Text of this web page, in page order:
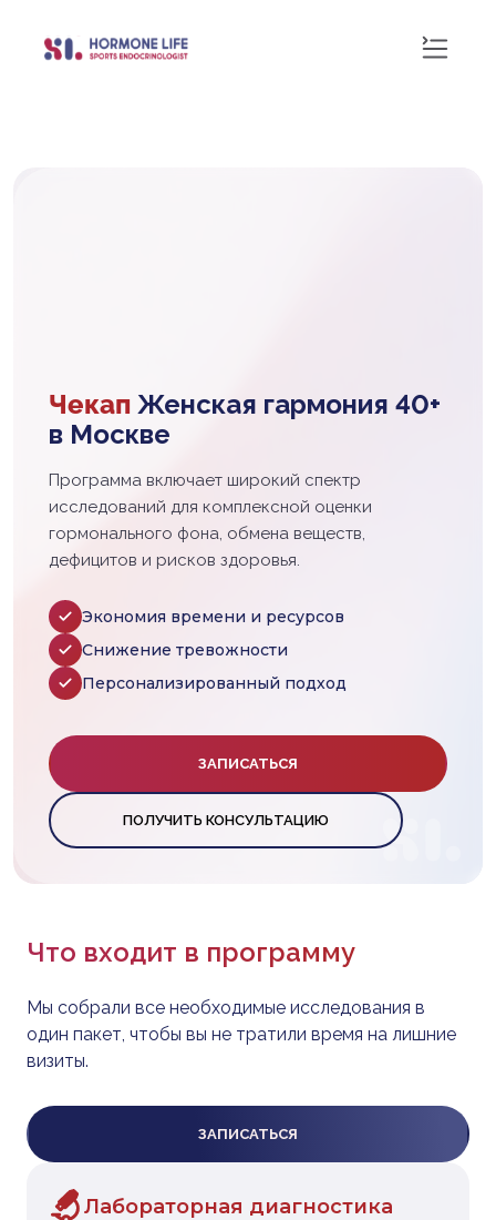
Чекап Женская гармония 40+
в Москве
Программа включает широкий спектр
исследований для комплексной оценки
гормонального фона, обмена веществ,
дефицитов и рисков здоровья.
Экономия времени и ресурсов
Снижение тревожности
Персонализированный подход
ЗАПИСАТЬСЯ
ПОЛУЧИТЬ КОНСУЛЬТАЦИЮ
Что входит в программу
Мы собрали все необходимые исследования в
один пакет, чтобы вы не тратили время на лишние
визиты.
ЗАПИСАТЬСЯ
Лабораторная диагностика